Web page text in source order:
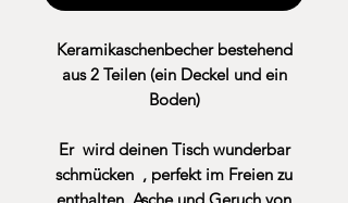
Keramikaschenbecher bestehend
aus 2 Teilen (ein Deckel und ein
Boden)
Er wird deinen Tisch wunderbar
schmücken , perfekt im Freien zu